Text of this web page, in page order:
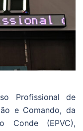
Profissional de
e Comando, da
Conde (EPVC),